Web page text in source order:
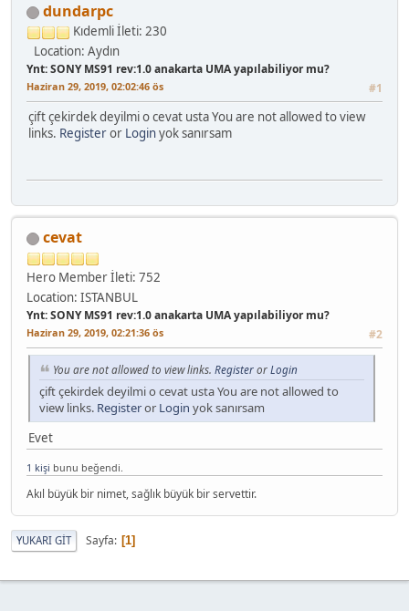
dundarpc
Kıdemliİleti: 230
Location: Aydın
Ynt: SONY MS91 rev:1.0 anakarta UMA yapılabiliyor mu?
Haziran 29, 2019, 02:02:46 ös #1
çift çekirdek deyilmi o cevat usta You are not allowed to view
links. Registeror Loginyok sanırsam
cevat
Hero Memberİleti: 752
Location: ISTANBUL
Ynt: SONY MS91 rev:1.0 anakarta UMA yapılabiliyor mu?
Haziran 29, 2019, 02:21:36 ös #2
You are not allowed to view links. RegisterorLogin
çift çekirdek deyilmi o cevat usta You are not allowed to
view links. Registeror Login yok sanırsam
Evet
1 kişi bunu beğendi.
Akıl büyük bir nimet, sağlık büyük bir servettir.
YUKARI GIT Sayfa 1